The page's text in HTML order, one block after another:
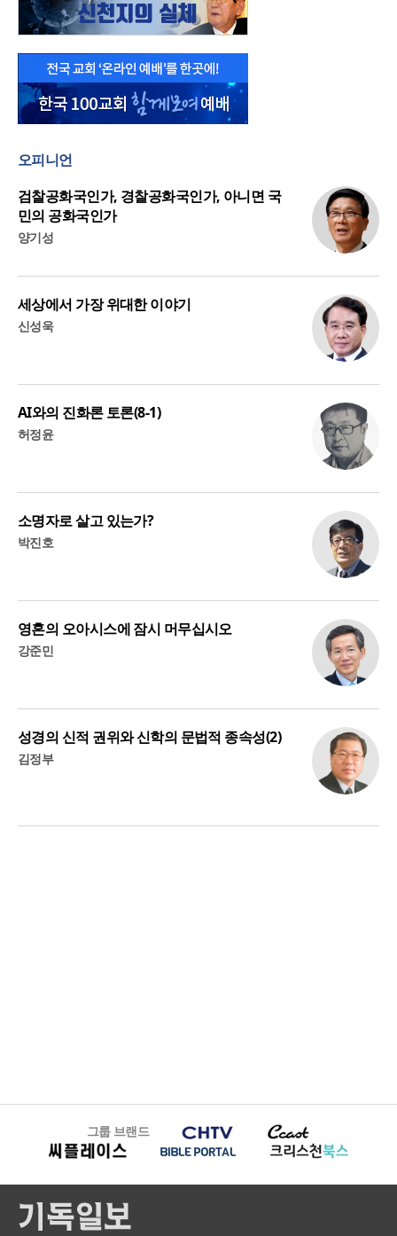
오피니언
검찰공화국인가, 경찰공화국인가, 아니면 국
민의 공화국인가
양기성
세상에서 가장 위대한 이야기
신성욱
AI와의 진화론 토론(8-1)
허정윤
소명자로 살고 있는가?
박진호
영혼의 오아시스에 잠시 머무십시오
강준민
성경의 신적 권위와 신학의 문법적 종속성(2)
김정부
그룹 브랜드